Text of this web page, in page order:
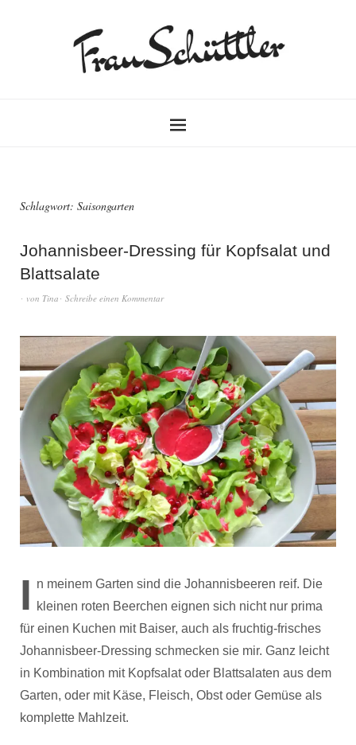
Schlagwort: Saisongarten
Johannisbeer-Dressing für Kopfsalat und
Blattsalate
von Tina Schreibe einen Kommentar
I n meinem Garten sind die Johannisbeeren reif. Die
kleinen roten Beerchen eignen sich nicht nur prima
für einen Kuchen mit Baiser, auch als fruchtig-frisches
Johannisbeer-Dressing schmecken sie mir. Ganz leicht
in Kombination mit Kopfsalat oder Blattsalaten aus dem
Garten, oder mit Käse, Fleisch, Obst oder Gemüse als
komplette Mahlzeit.